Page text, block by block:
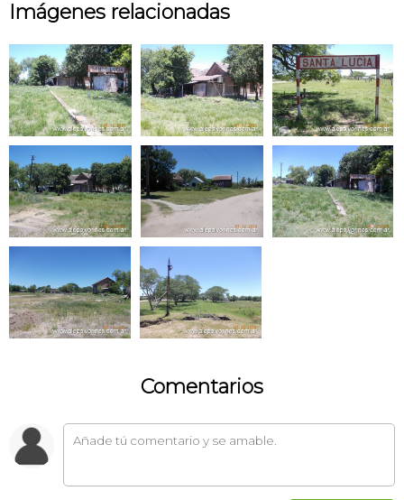
Imágenes relacionadas
Comentarios